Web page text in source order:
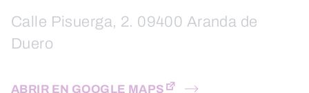
Calle Pisuerga, 2. 09400 Aranda de
Duero
ABRIR EN GOOGLE MAPS